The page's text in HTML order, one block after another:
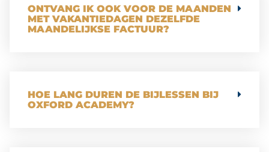
ONTVANG IK OOK VOOR DE MAANDEN
MET VAKANTIEDAGEN DEZELFDE
MAANDELIJKSE FACTUUR?
HOE LANG DUREN DE BIJLESSEN BIJ
OXFORD ACADEMY?